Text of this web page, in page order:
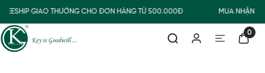
GIAO THƯỜNG CHO ĐƠN HÀNG TỪ 500.000Đ MUA NHẬN QUÀ
0